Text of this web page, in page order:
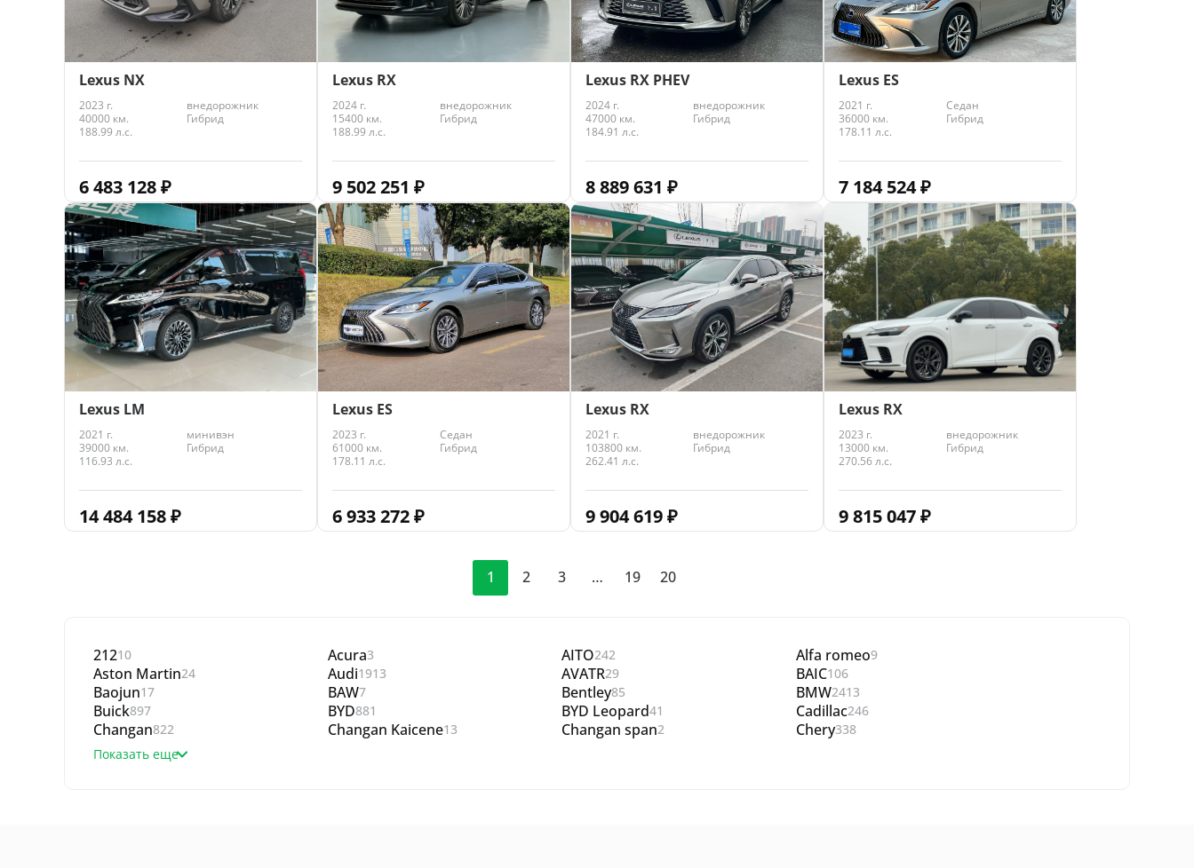
Lexus NX
2023 г.
внедорожник
40000 км.
Гибрид
188.99 л.с.
6 483 128₽
Lexus RX
2024 г.
внедорожник
15400 км.
Гибрид
188.99 л.с.
9 502 251 ₽
Lexus RX PHEV
2024 г.
внедорожник
47000 км.
Гибрид
184.91 л.с.
8 889 631 ₽
Lexus ES
2021 г.
Седан
36000 км.
Гибрид
178.11 л.с.
7 184 524₽
Lexus LM
2021 г.
минивэн
39000 км.
Гибрид
116.93 л.с.
14 484 158₽
Lexus ES
2023 г.
Седан
61000 км.
Гибрид
178.11 л.с.
6 933 272₽
Lexus RX
2021 г.
внедорожник
103800 км.
Гибрид
262.41 л.с.
9 904 619₽
Lexus RX
2023 г.
внедорожник
13000 км.
Гибрид
270.56 л.с.
9 815 047₽
1 2 3 … 19 20
21210 Acura3 AITO242 Alfa romeo9
Aston Martin24 Audi1913 AVATR29 BAIC106
Baojun17 BAW7 Bentley85 BMW2413
Buick897 BYD881 BYD Leopard41 Cadillac246
Changan822 Changan Kaicene13 Changan span2 Chery338
Показать еще